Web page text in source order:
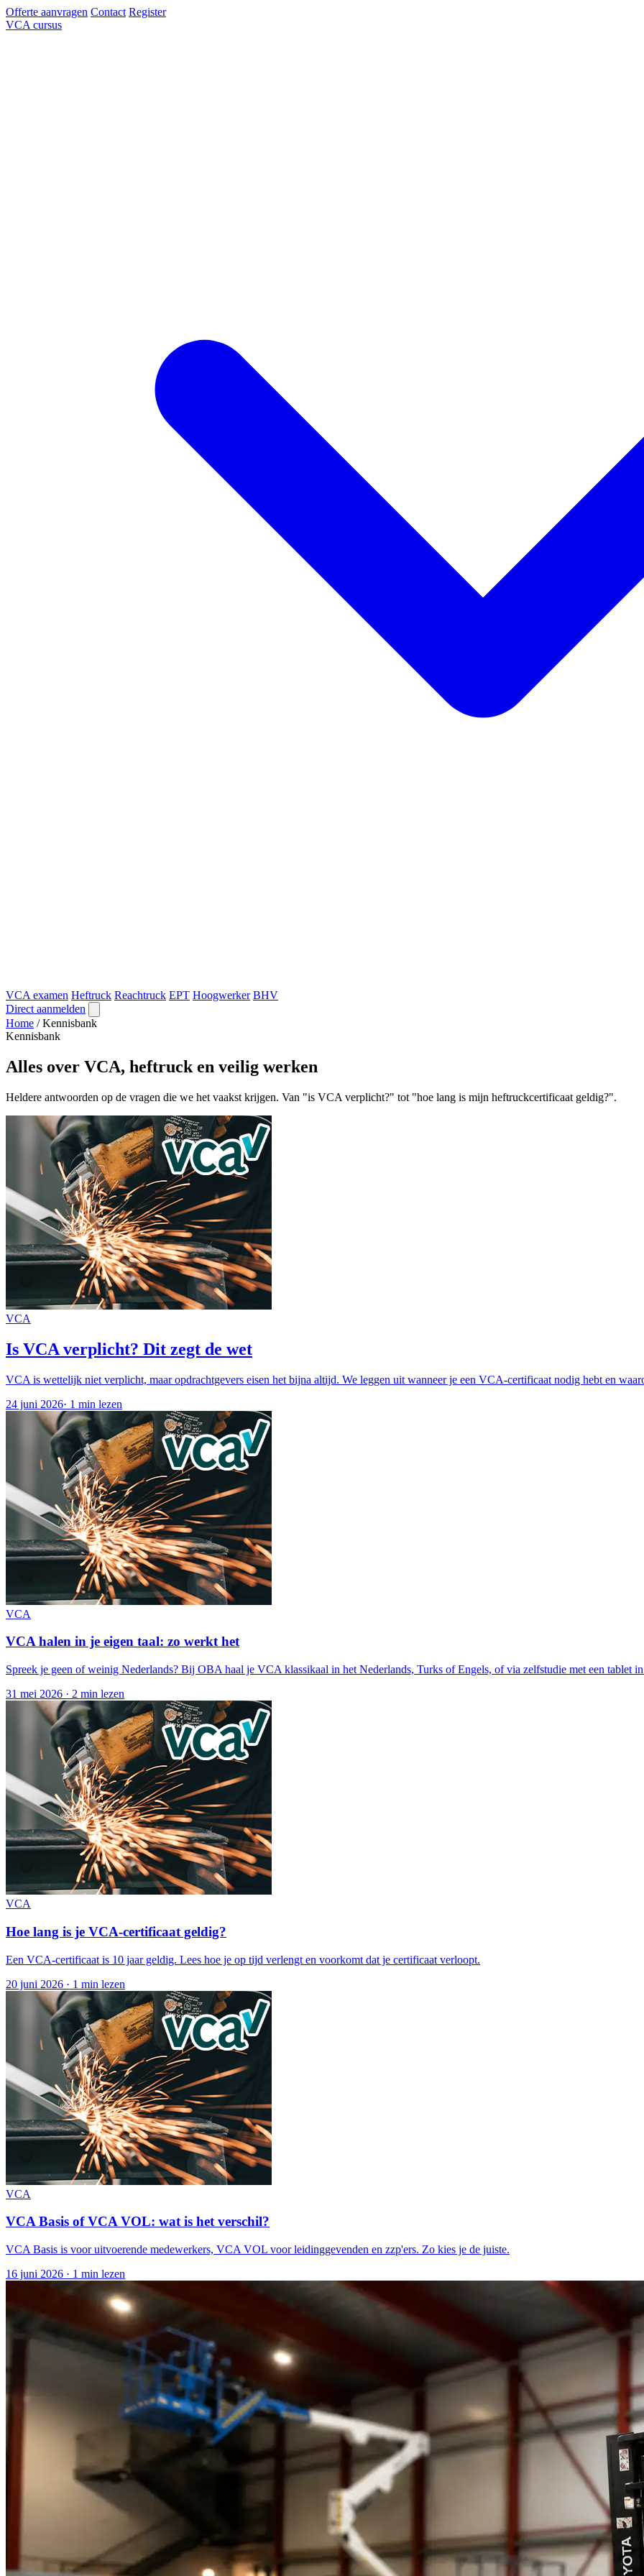
Offerte aanvragen Contact Register
VCA cursus
VCA examen Heftruck Reachtruck EPT Hoogwerker BHV
Direct aanmelden
Home / Kennisbank
Kennisbank
Alles over VCA, heftruck en veilig werken
Heldere antwoorden op de vragen die we het vaakst krijgen. Van "is VCA verplicht?" tot "hoe lang is mijn heftruckcertificaat geldig?".
VCA
Is VCA verplicht? Dit zegt de wet
VCA is wettelijk niet verplicht, maar opdrachtgevers eisen het bijna altijd. We leggen uit wanneer je een VCA-certificaat nodig hebt en
24 juni 2026· 1 min lezen
VCA
VCA halen in je eigen taal: zo werkt het
Spreek je geen of weinig Nederlands? Bij OBA haal je VCA klassikaal in het Nederlands, Turks of Engels, of via zelfstudie met een tablet
31 mei 2026 · 2 min lezen
VCA
Hoe lang is je VCA-certificaat geldig?
Een VCA-certificaat is 10 jaar geldig. Lees hoe je op tijd verlengt en voorkomt dat je certificaat verloopt.
20 juni 2026 · 1 min lezen
VCA
VCA Basis of VCA VOL: wat is het verschil?
VCA Basis is voor uitvoerende medewerkers, VCA VOL voor leidinggevenden en zzp'ers. Zo kies je de juiste.
16 juni 2026 · 1 min lezen